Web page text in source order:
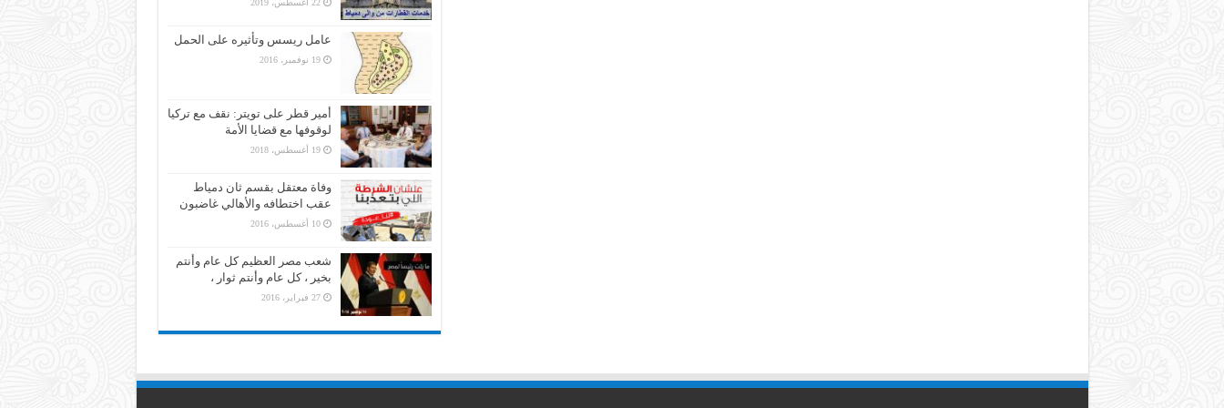
22 أغسطس، 2019
عامل ريسس وتأثيره على الحمل
19 نوفمبر، 2016
أمير قطر على تويتر: نقف مع تركيا
لوقوفها مع قضايا الأمة
19 أغسطس، 2018
وفاة معتقل بقسم ثان دمياط
عقب اختطافه والأهالي غاضبون
10 أغسطس، 2016
شعب مصر العظيم كل عام وأنتم
بخير ، كل عام وأنتم ثوار ،
27 فبراير، 2016